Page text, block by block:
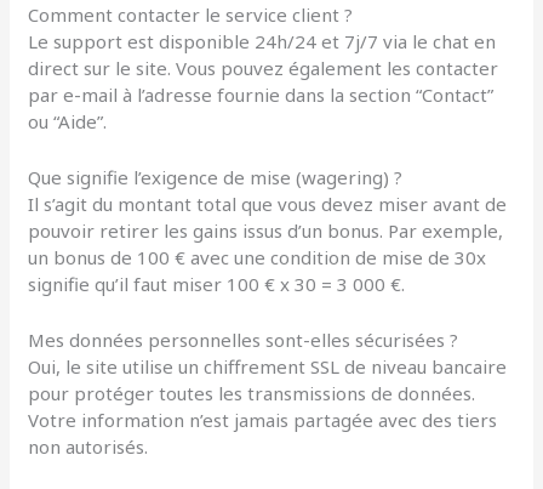
Comment contacter le service client ?
Le support est disponible 24h/24 et 7j/7 via le chat en
direct sur le site. Vous pouvez également les contacter
par e-mail à l’adresse fournie dans la section “Contact”
ou “Aide”.
Que signifie l’exigence de mise (wagering) ?
Il s’agit du montant total que vous devez miser avant de
pouvoir retirer les gains issus d’un bonus. Par exemple,
un bonus de 100 € avec une condition de mise de 30x
signifie qu’il faut miser 100 € x 30 = 3 000 €.
Mes données personnelles sont-elles sécurisées ?
Oui, le site utilise un chiffrement SSL de niveau bancaire
pour protéger toutes les transmissions de données.
Votre information n’est jamais partagée avec des tiers
non autorisés.